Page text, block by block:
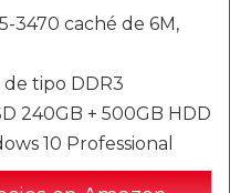
3470 caché de 6M,
de tipo DDR3
240GB + 500GB HDD
10 Professional